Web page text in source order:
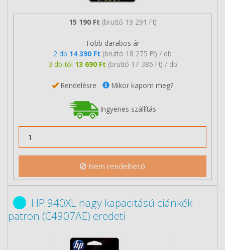
15 190 Ft (bruttó 19 291 Ft)
Több darabos ár
2 db 14 390 Ft (bruttó 18 275 Ft) / db
3 db-tól 13 690 Ft (bruttó 17 386 Ft) / db
Rendelésre Mikor kapom meg?
Ingyenes szállítás
Nem rendelhető
HP 940XL nagy kapacitású ciánkék
patron (C4907AE) eredeti